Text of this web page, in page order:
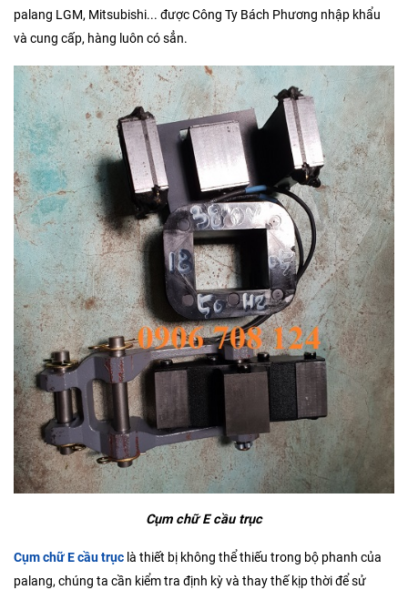
palang LGM, Mitsubishi... được Công Ty Bách Phương nhập khẩu
và cung cấp, hàng luôn có sẳn.
Cụm chữ E cầu trục
Cụm chữ E cầu trục là thiết bị không thể thiếu trong bộ phanh của
palang, chúng ta cần kiểm tra định kỳ và thay thế kịp thời để sử